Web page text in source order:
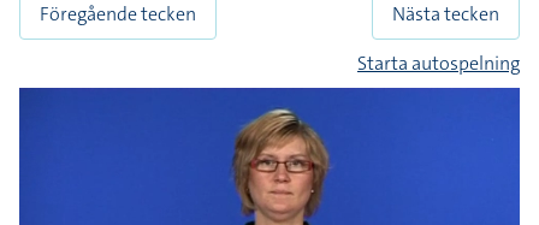
Föregående tecken
Nästa tecken
Starta autospelning